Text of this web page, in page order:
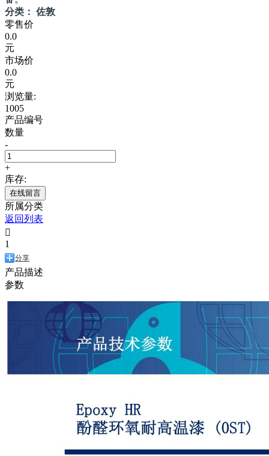
分类： 佐敦
零售价
0.0
元
市场价
0.0
元
浏览量:
1005
产品编号
数量
-
+
库存:
在线留言
所属分类
返回列表

1
分享
产品描述
参数